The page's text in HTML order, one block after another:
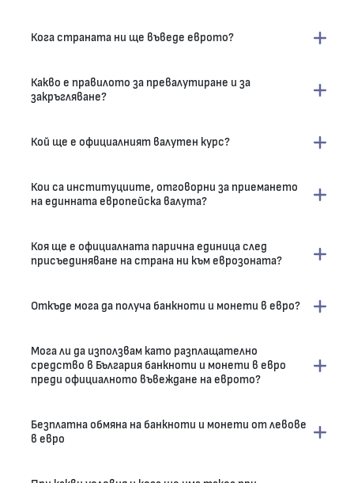
Кога страната ни ще въведе еврото?
Какво е правилото за превалутиране и за
закръгляване?
Кой ще е официалният валутен курс?
Кои са институциите, отговорни за приемането
на единната европейска валута?
Коя ще е официалната парична единица след
присъединяване на страна ни към еврозоната?
Откъде мога да получа банкноти и монети в евро?
Мога ли да използвам като разплащателно
средство в България банкноти и монети в евро
преди официалното въвеждане на еврото?
Безплатна обмяна на банкноти и монети от левове
в евро